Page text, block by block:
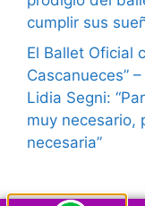
cumplir sus
El Ballet Oficial
Cascanueces”
Lidia Segni:
muy necesario,
necesaria”